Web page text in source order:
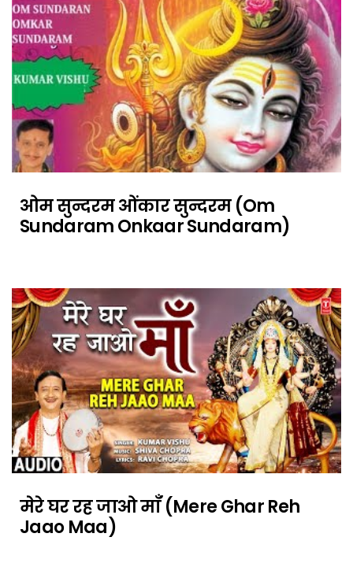
ओम सुन्दरम ओंकार सुन्दरम (Om
Sundaram Onkaar Sundaram)
मेरे घर रह जाओ माँ (Mere Ghar Reh
Jaao Maa)